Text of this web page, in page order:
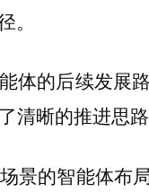
。
体的后续发展
清晰的推进思路
景的智能体布